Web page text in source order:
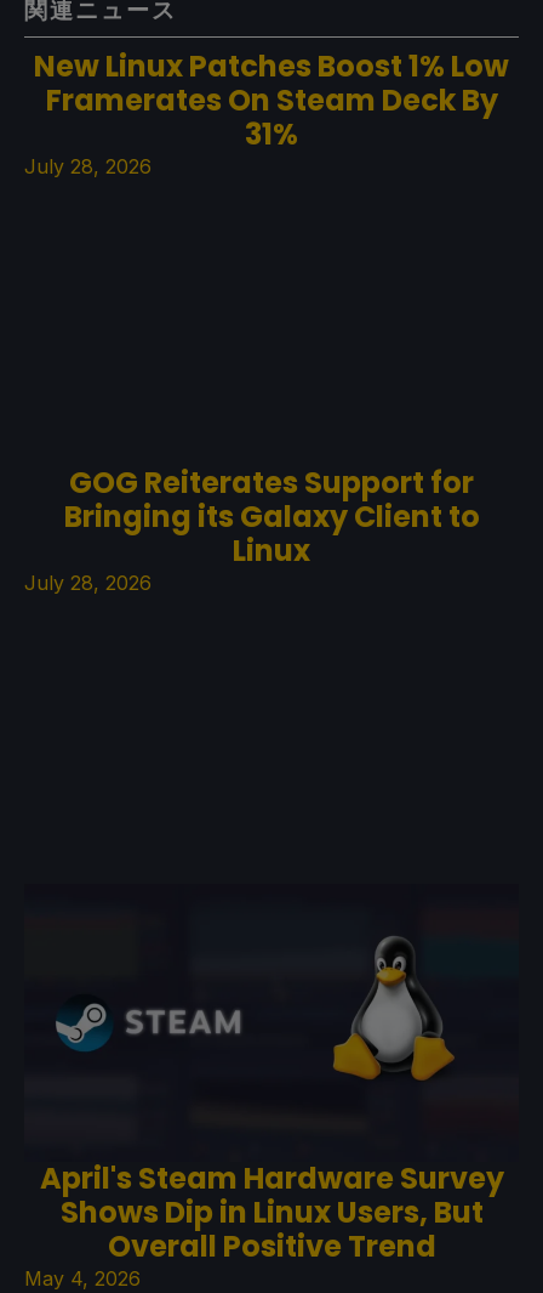
関連ニュース
New Linux Patches Boost 1% Low
Framerates On Steam Deck By
31%
July 28, 2026
GOG Reiterates Support for
Bringing its Galaxy Client to
Linux
July 28, 2026
April's Steam Hardware Survey
Shows Dip in Linux Users, But
Overall Positive Trend
May 4, 2026